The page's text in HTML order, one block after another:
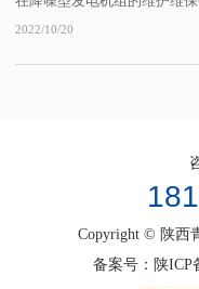
2022/10/20
Copyright © 陕西
备案号： 陕ICP